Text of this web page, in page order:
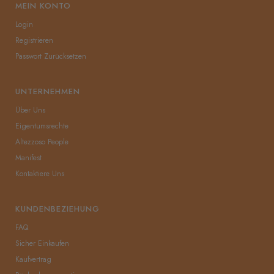
MEIN KONTO
Login
Registrieren
Passwort Zurücksetzen
UNTERNEHMEN
Über Uns
Eigentumsrechte
Altezzoso People
Manifest
Kontaktiere Uns
KUNDENBEZIEHUNG
FAQ
Sicher Einkaufen
Kaufvertrag